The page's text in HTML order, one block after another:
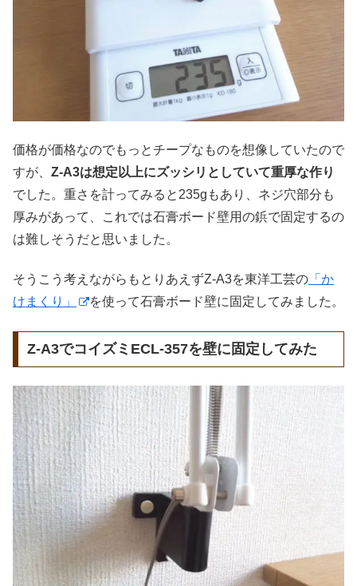
価格が価格なのでもっとチープなものを想像していたので
すが、 Z-A3は想定以上にズッシリとしていて重厚な作り
でした。重さを計ってみると235gもあり、ネジ穴部分も
厚みがあって、これでは石膏ボード壁用の鋲で固定するの
は難しそうだと思いました。
そうこう考えながらもとりあえずZ-A3を東洋工芸の 「か
けまくり」
を使って石膏ボード壁に固定してみました。
Z-A3でコイズミECL-357を壁に固定してみた